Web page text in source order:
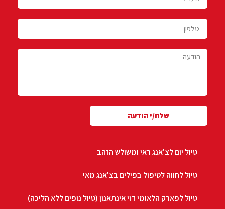
טיול יום לצ'אנג ראי ומשולש הזהב
טיול לחווה לטיפול בפילים בצ'אנג מאי
טיול לפארק הלאומי דוי אינתאנון (טיול נופים ללא הליכה)
שלח/י הודעה